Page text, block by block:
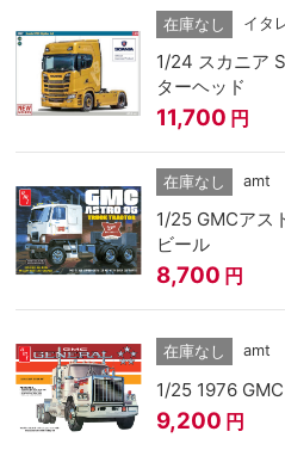
在庫なし イタ
1/24 スカニア
ターヘッド
11,700 円
在庫なし amt
1/25 GMCアスト
ビール
8,700 円
在庫なし amt
1/25 1976
9,200 円